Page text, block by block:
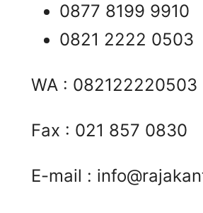
0877 8199 9910
0821 2222 0503
WA : 082122220503
Fax : 021 857 0830
E-mail :